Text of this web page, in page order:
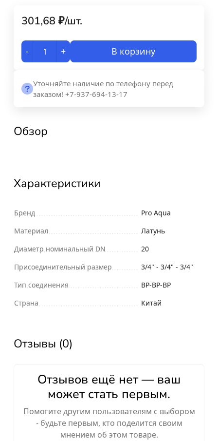
301,68 ₽/шт.
- + В корзину
Уточняйте наличие по телефону перед
заказом! +7-937-694-13-17
Обзор
Характеристики
Бренд
Pro Aqua
Материал
Латунь
Диаметр номинальный DN
20
Присоединительный размер
3/4" - 3/4" - 3/4"
Тип соединения
ВР-ВР-ВР
Страна
Китай
Отзывы (0)
Отзывов ещё нет — ваш
может стать первым.
Помогите другим пользователям с выбором
- будьте первым, кто поделится своим
мнением об этом товаре.